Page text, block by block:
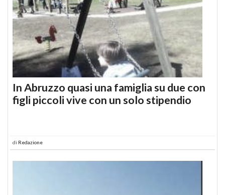
In Abruzzo quasi una famiglia su due con
figli piccoli vive con un solo stipendio
di Redazione